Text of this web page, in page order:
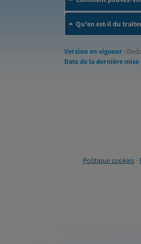
Qu'en est-il du
Version en vigueur :
Date de la dernière
Politique cookies-